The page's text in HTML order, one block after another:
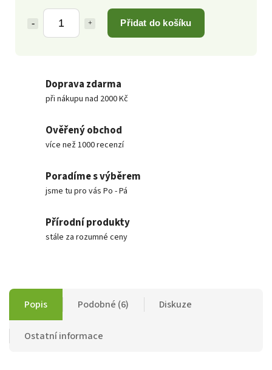
Přidat do košíku
Doprava zdarma
při nákupu nad 2000 Kč
Ověřený obchod
více než 1000 recenzí
Poradíme s výběrem
jsme tu pro vás Po - Pá
Přírodní produkty
stále za rozumné ceny
Popis Podobné (6) Diskuze
Ostatní informace